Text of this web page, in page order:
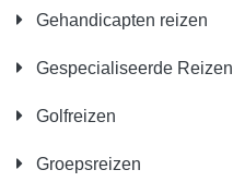
Gehandicapten reizen
Gespecialiseerde Reizen
Golfreizen
Groepsreizen